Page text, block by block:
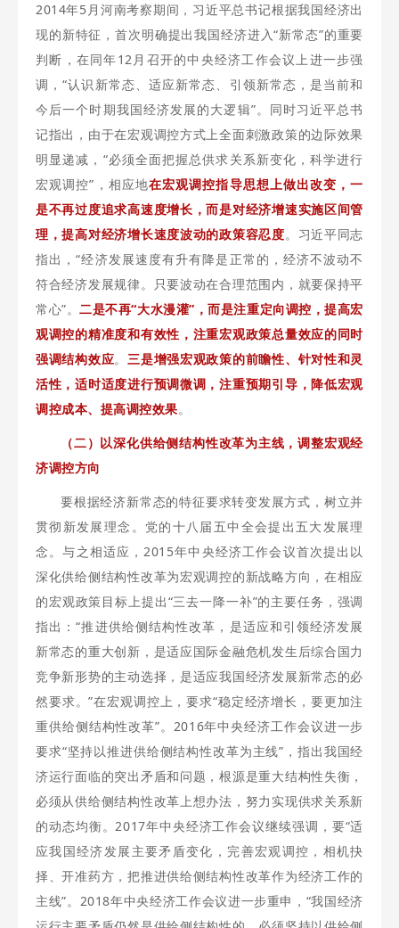
2014年5月河南考察期间，习近平总书记根据我国经济出
现的新特征，首次明确提出我国经济进入“新常态”的重要
判断，在同年12月召开的中央经济工作会议上进一步强
调，“认识新常态、适应新常态、引领新常态，是当前和
今后一个时期我国经济发展的大逻辑”。同时习近平总书
记指出，由于在宏观调控方式上全面刺激政策的边际效果
明显递减，“必须全面把握总供求关系新变化，科学进行
宏观调控”，相应地在宏观调控指导思想上做出改变，一
是不再过度追求高速度增长，而是对经济增速实施区间管
理，提高对经济增长速度波动的政策容忍度。习近平同志
指出，“经济发展速度有升有降是正常的，经济不波动不
符合经济发展规律。只要波动在合理范围内，就要保持平
常心”。二是不再“大水漫灌”，而是注重定向调控，提高宏
观调控的精准度和有效性，注重宏观政策总量效应的同时
强调结构效应。三是增强宏观政策的前瞻性、针对性和灵
活性，适时适度进行预调微调，注重预期引导，降低宏观
调控成本、提高调控效果。
（二）以深化供给侧结构性改革为主线，调整宏观经
济调控方向
要根据经济新常态的特征要求转变发展方式，树立并
贯彻新发展理念。党的十八届五中全会提出五大发展理
念。与之相适应，2015年中央经济工作会议首次提出以
深化供给侧结构性改革为宏观调控的新战略方向，在相应
的宏观政策目标上提出“三去一降一补”的主要任务，强调
指出：“推进供给侧结构性改革，是适应和引领经济发展
新常态的重大创新，是适应国际金融危机发生后综合国力
竞争新形势的主动选择，是适应我国经济发展新常态的必
然要求。”在宏观调控上，要求“稳定经济增长，要更加注
重供给侧结构性改革”。2016年中央经济工作会议进一步
要求“坚持以推进供给侧结构性改革为主线”，指出我国经
济运行面临的突出矛盾和问题，根源是重大结构性失衡，
必须从供给侧结构性改革上想办法，努力实现供求关系新
的动态均衡。2017年中央经济工作会议继续强调，要“适
应我国经济发展主要矛盾变化，完善宏观调控，相机抉
择、开准药方，把推进供给侧结构性改革作为经济工作的
主线”。2018年中央经济工作会议进一步重申，“我国经济